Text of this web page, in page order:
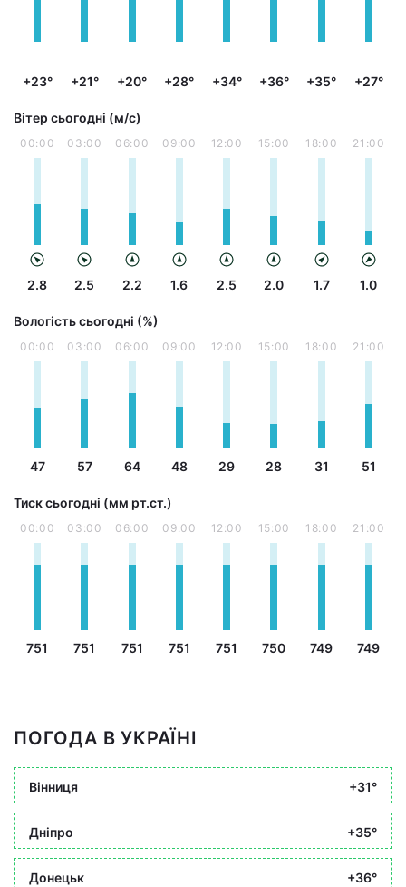
+23° +21° +20° +28° +34° +36° +35° +27°
Вітер сьогодні (м/с)
00:00
2.8
03:00
2.5
06:00
2.2
09:00
1.6
12:00
2.5
15:00
2.0
18:00
1.7
21:00
1.0
Вологість сьогодні (%)
00:00
47
03:00
57
06:00
64
09:00
48
12:00
29
15:00
28
18:00
31
21:00
51
Тиск сьогодні (мм рт.ст.)
00:00
751
03:00
751
06:00
751
09:00
751
12:00
751
15:00
750
18:00
749
21:00
749
ПОГОДА В УКРАЇНІ
Вінниця +31°
Дніпро +35°
Донецьк +36°